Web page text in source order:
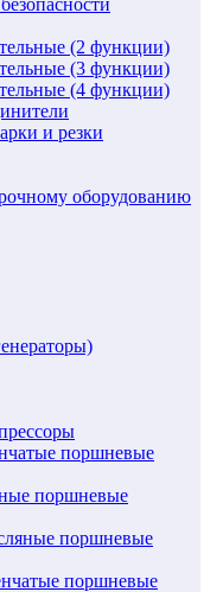
(2 функции)
(3 функции)
(4 функции)
и резки
оборудованию
поршневые
поршневые
поршневые
поршневые